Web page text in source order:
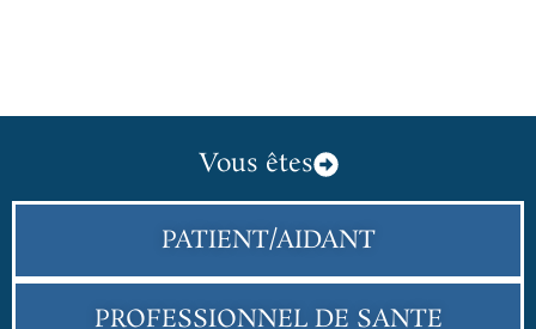
Vous êtes
PATIENT/AIDANT
PROFESSIONNEL DE SANTE